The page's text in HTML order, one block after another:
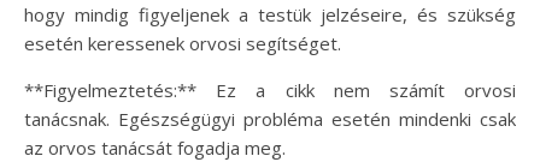
hogy mindig figyeljenek a testük jelzéseire, és szükség
esetén keressenek orvosi segítséget.
**Figyelmeztetés:** Ez a cikk nem számít orvosi
tanácsnak. Egészségügyi probléma esetén mindenki csak
az orvos tanácsát fogadja meg.